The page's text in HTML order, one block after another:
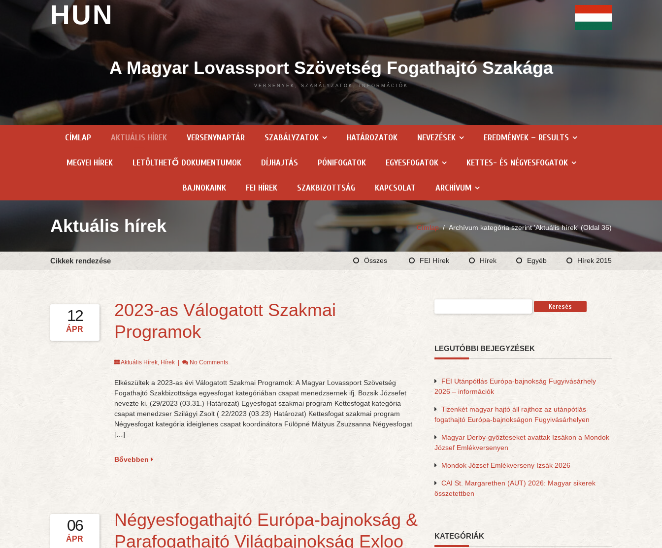
HUN
A Magyar Lovassport Szövetség Fogathajtó Szakága
VERSENYEK, SZABÁLYZATOK, INFORMÁCIÓK
CÍMLAP AKTUÁLIS HÍREK VERSENYNAPTÁR SZABÁLYZATOK HATÁROZATOK NEVEZÉSEK EREDMÉNYEK – RESULTS
MEGYEI HÍREK LETÖLTHETŐ DOKUMENTUMOK DÍJHAJTÁS PÓNIFOGATOK EGYESFOGATOK KETTES- ÉS NÉGYESFOGATOK
BAJNOKAINK FEI HÍREK SZAKBIZOTTSÁG KAPCSOLAT ARCHÍVUM
Címlap/Archívum kategória szerint 'Aktuális hírek'(Oldal 36)
Aktuális hírek
Cikkek rendezése Összes FEI Hírek Hírek Egyéb Hírek 2015
12
ÁPR
2023-as Válogatott Szakmai
Programok
Aktuális Hírek, Hírek| No Comments
Elkészültek a 2023-as évi Válogatott Szakmai Programok: A Magyar Lovassport Szövetség
Fogathajtó Szakbizottsága egyesfogat kategóriában csapat menedzsernek ifj. Bozsik Józsefet
nevezte ki. (29/2023 (03.31.) Határozat) Egyesfogat szakmai program Kettesfogat kategória
csapat menedzser Szilágyi Zsolt ( 22/2023 (03.23) Határozat) Kettesfogat szakmai program
Négyesfogat kategória ideiglenes csapat koordinátora Fülöpné Mátyus Zsuzsanna Négyesfogat
[…]
Bővebben
06
ÁPR
Négyesfogathajtó Európa-bajnokság &
Parafogathajtó Világbajnokság Exloo
LEGUTÓBBI BEJEGYZÉSEK
FEI Utánpótlás Európa-bajnokság Fugyivásárhely
2026 – információk
Tizenkét magyar hajtó áll rajthoz az utánpótlás
fogathajtó Európa-bajnokságon Fugyivásárhelyen
Magyar Derby-győzteseket avattak Izsákon a Mondok
József Emlékversenyen
Mondok József Emlékverseny Izsák 2026
CAI St. Margarethen (AUT) 2026: Magyar sikerek
összetettben
KATEGÓRIÁK